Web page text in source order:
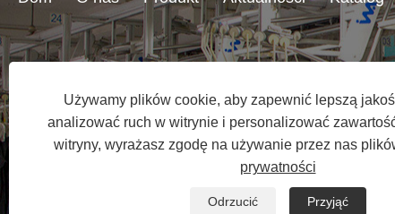
Używamy plików cookie, aby zapewnić lepszą
analizować ruch w witrynie i personalizować
witryny, wyrażasz zgodę na używanie przez nas
prywatności
Odrzucić Przyjąć